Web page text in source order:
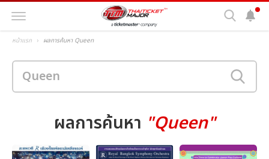
หน้าแรก ผลการค้นหา Queen
ผลการค้นหา "Queen"